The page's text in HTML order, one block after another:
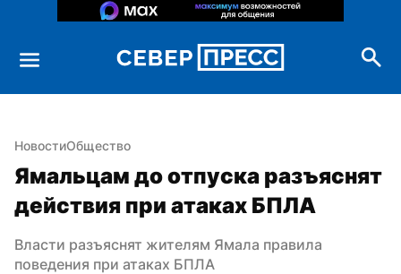
НовостиОбщество
Ямальцам до отпуска разъяснят
действия при атаках БПЛА
Власти разъяснят жителям Ямала правила
поведения при атаках БПЛА